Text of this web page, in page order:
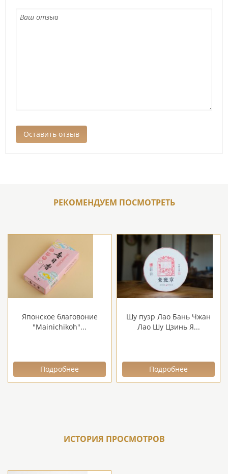
РЕКОМЕНДУЕМ ПОСМОТРЕТЬ
Японское благовоние
"Mainichikoh"...
Подробнее
Шу пуэр Лао Бань Чжан
Лао Шу Цзинь Я...
Подробнее
ИСТОРИЯ ПРОСМОТРОВ